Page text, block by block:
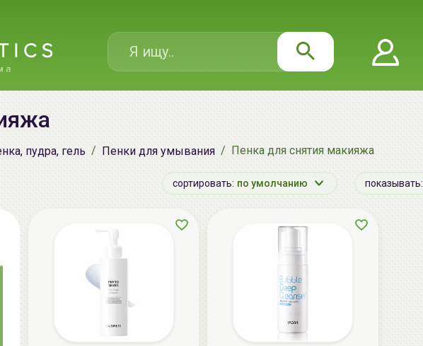
пудра, гель Пенки для умывания Пенка для снятия макияжа
сортировать: по умолчанию показывать: